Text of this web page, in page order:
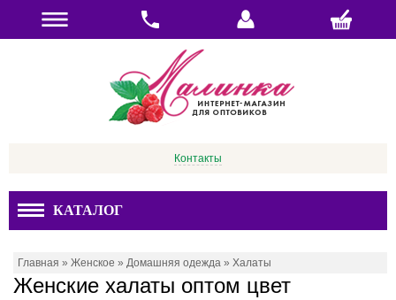
Контакты
КАТАЛОГ
Главная » Женское » Домашняя одежда » Халаты
Женские халаты оптом цвет